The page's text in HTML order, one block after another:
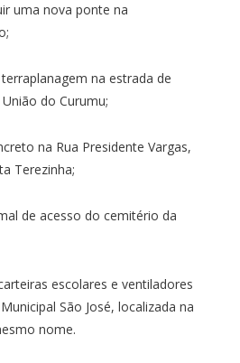
uma nova ponte na
na estrada de
do Curumu;
na Rua Presidente Vargas,
Terezinha;
de acesso do cemitério da
escolares e ventiladores
São José, localizada na
nome.